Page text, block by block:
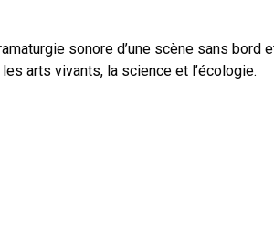
sonore d’une scène sans
arts vivants, la science et l’écologie.